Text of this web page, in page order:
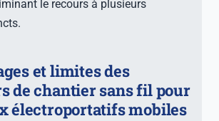
le recours à plusieurs
et limites des
de chantier sans fil pour
électroportatifs mobiles